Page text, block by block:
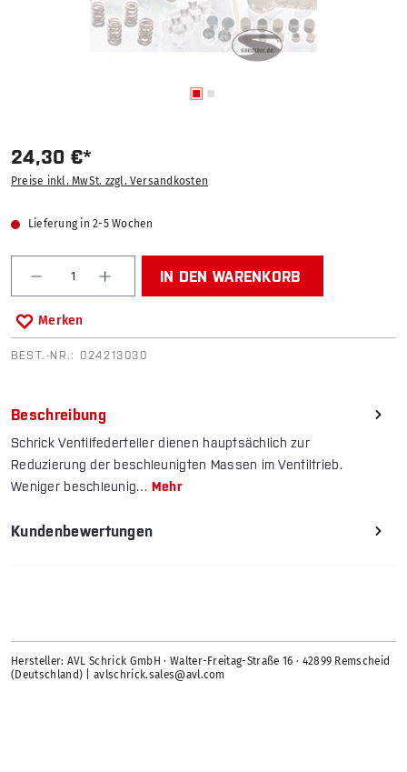
24,30 €*
Preise inkl. MwSt. zzgl. Versandkosten
Lieferung in 2-5 Wochen
Produkt Anzahl: Gib den gewünschten Wert ein
IN DEN WARENKORB
Merken
BEST.-NR.: 024213030
Beschreibung
Schrick Ventilfederteller dienen hauptsächlich zur
Reduzierung der beschleunigten Massen im Ventiltrieb.
Weniger beschleunig… Mehr
Kundenbewertungen
Hersteller: AVL Schrick GmbH · Walter-Freitag-Straße 16 · 42899 Remscheid
(Deutschland) | avlschrick.sales@avl.com